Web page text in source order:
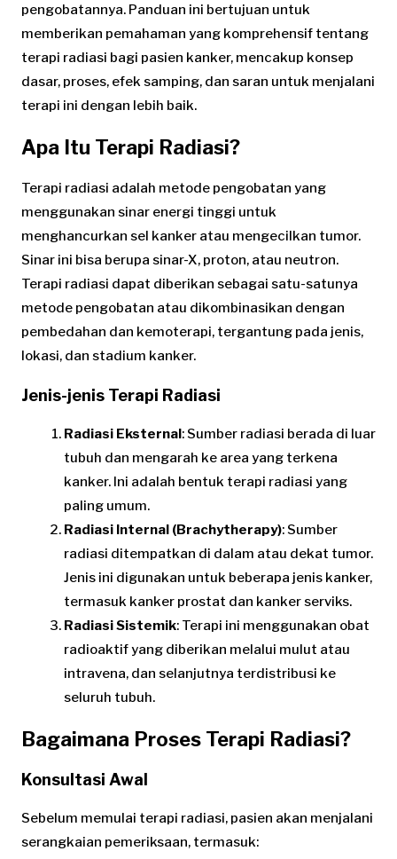
pengobatannya. Panduan ini bertujuan untuk
memberikan pemahaman yang komprehensif tentang
terapi radiasi bagi pasien kanker, mencakup konsep
dasar, proses, efek samping, dan saran untuk menjalani
terapi ini dengan lebih baik.
Apa Itu Terapi Radiasi?
Terapi radiasi adalah metode pengobatan yang
menggunakan sinar energi tinggi untuk
menghancurkan sel kanker atau mengecilkan tumor.
Sinar ini bisa berupa sinar-X, proton, atau neutron.
Terapi radiasi dapat diberikan sebagai satu-satunya
metode pengobatan atau dikombinasikan dengan
pembedahan dan kemoterapi, tergantung pada jenis,
lokasi, dan stadium kanker.
Jenis-jenis Terapi Radiasi
Radiasi Eksternal: Sumber radiasi berada di luar
tubuh dan mengarah ke area yang terkena
kanker. Ini adalah bentuk terapi radiasi yang
paling umum.
Radiasi Internal (Brachytherapy): Sumber
radiasi ditempatkan di dalam atau dekat tumor.
Jenis ini digunakan untuk beberapa jenis kanker,
termasuk kanker prostat dan kanker serviks.
Radiasi Sistemik: Terapi ini menggunakan obat
radioaktif yang diberikan melalui mulut atau
intravena, dan selanjutnya terdistribusi ke
seluruh tubuh.
Bagaimana Proses Terapi Radiasi?
Konsultasi Awal
Sebelum memulai terapi radiasi, pasien akan menjalani
serangkaian pemeriksaan, termasuk: